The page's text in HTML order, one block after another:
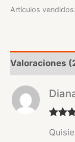
Artículos
Valoraciones
con4